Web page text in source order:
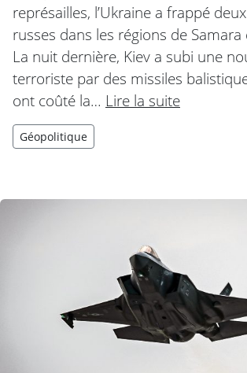
représailles, l’Ukraine a frappé
russes dans les régions de
La nuit dernière, Kiev a subi une
terroriste par des missiles
ont coûté la… Lire la suite
Géopolitique